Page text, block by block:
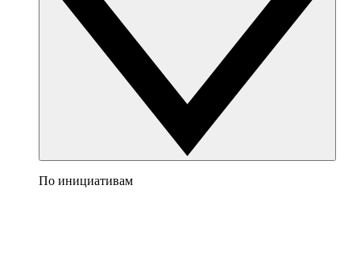
По инициативам